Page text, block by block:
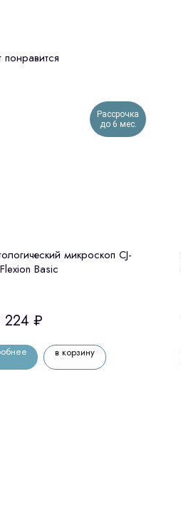
Рассрочка
до 6 мес.
микроскоп CJ-
Basic
224 ₽
в корзину